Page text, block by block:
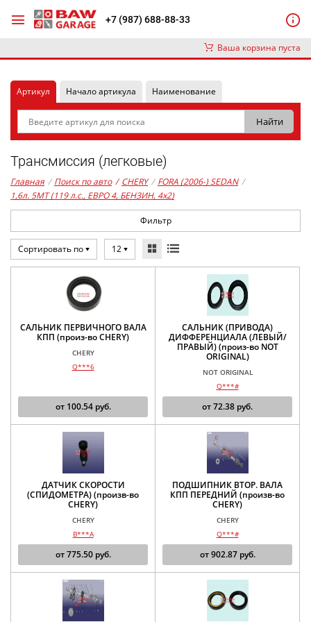
+7 (987) 688-88-33
Ваша корзина пуста
Артикул Начало артикула Наименование
Трансмиссия (легковые)
Главная / Поиск по авто / CHERY / FORA (2006-) SEDAN /
1,6л. 5MT (119 л.с., ЕВРО 4, БЕНЗИН, 4x2)
Фильтр
Сортировать по 12
САЛЬНИК ПЕРВИЧНОГО ВАЛА
КПП (произ-во CHERY)
CHERY
Q***6
от 100.54руб.
САЛЬНИК (ПРИВОДА)
ДИФФЕРЕНЦИАЛА (ЛЕВЫЙ/
ПРАВЫЙ) (произ-во NOT
ORIGINAL)
NOT ORIGINAL
Q***#
от72.38 руб.
ДАТЧИК СКОРОСТИ
(СПИДОМЕТРА) (произв-во
CHERY)
CHERY
B***A
от775.50руб.
ПОДШИПНИК ВТОР. ВАЛА
КПП ПЕРЕДНИЙ (произв-во
CHERY)
CHERY
Q***#
от902.87руб.